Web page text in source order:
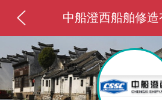
中船澄西船舶修造